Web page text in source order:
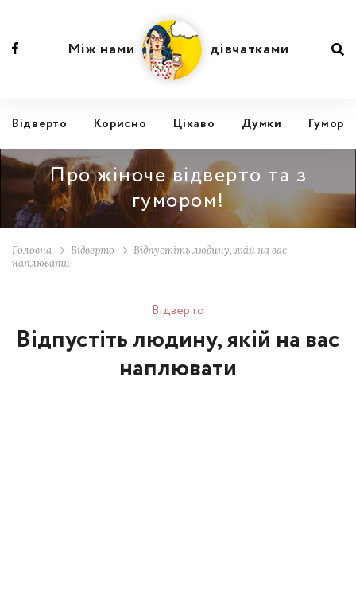
Відвертo Корисно Цікаво Думки Гумор
Між нами дівчатками
Про жіноче відверто та з
гумором!
Головна Відвертo
Відпустіть людину, якій на вас
наплювати
Відвертo
Відпустіть людину, якій на вас
наплювати